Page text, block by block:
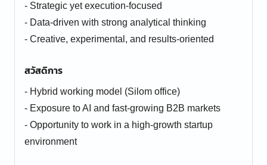
- Strategic yet execution-focused
- Data-driven with strong analytical thinking
- Creative, experimental, and results-oriented
สวัสดิการ
- Hybrid working model (Silom office)
- Exposure to AI and fast-growing B2B markets
- Opportunity to work in a high-growth startup
environment